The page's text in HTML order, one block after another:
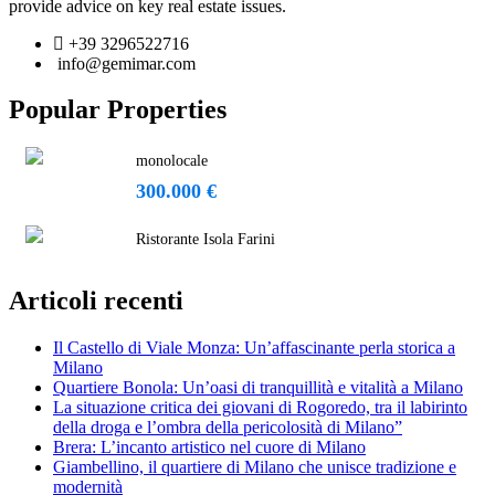
provide advice on key real estate issues.
+39 3296522716
info@gemimar.com
Popular Properties
monolocale
300.000 €
Ristorante Isola Farini
Articoli recenti
Il Castello di Viale Monza: Un’affascinante perla storica a
Milano
Quartiere Bonola: Un’oasi di tranquillità e vitalità a Milano
La situazione critica dei giovani di Rogoredo, tra il labirinto
della droga e l’ombra della pericolosità di Milano”
Brera: L’incanto artistico nel cuore di Milano
Giambellino, il quartiere di Milano che unisce tradizione e
modernità